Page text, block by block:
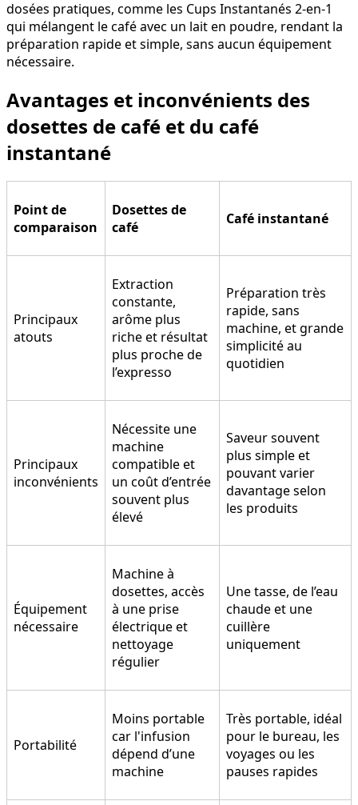
dosées pratiques, comme les Cups Instantanés 2-en-1
qui mélangent le café avec un lait en poudre, rendant la
préparation rapide et simple, sans aucun équipement
nécessaire.
Avantages et inconvénients des
dosettes de café et du café
instantané
Point de
comparaison
Dosettes de
café
Café instantané
Principaux
atouts
Extraction
constante,
arôme plus
riche et résultat
plus proche de
l’expresso
Préparation très
rapide, sans
machine, et grande
simplicité au
quotidien
Principaux
inconvénients
Nécessite une
machine
compatible et
un coût d’entrée
souvent plus
élevé
Saveur souvent
plus simple et
pouvant varier
davantage selon
les produits
Équipement
nécessaire
Machine à
dosettes, accès
à une prise
électrique et
nettoyage
régulier
Une tasse, de l’eau
chaude et une
cuillère
uniquement
Portabilité
Moins portable
car l'infusion
dépend d’une
machine
Très portable, idéal
pour le bureau, les
voyages ou les
pauses rapides